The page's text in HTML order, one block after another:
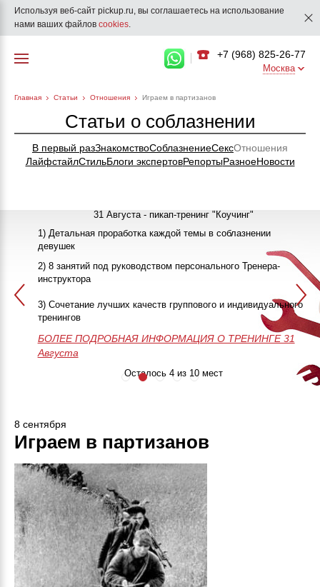
Используя веб-сайт pickup.ru, вы соглашаетесь на использование
нами ваших файлов cookies.
+7 (968) 825-26-77
Москва
Главная Статьи Отношения Играем в партизанов
Статьи о соблазнении
В первый разЗнакомствоСоблазнениеСексОтношения
ЛайфстайлСтильБлоги экспертовРепортыРазноеНовости
БОЛЕЕ ПОДРОБНАЯ ИНФОРМАЦИЯ О ТРЕНИНГЕ
28-29-30 Августа
31 Августа - пикап-тренинг "Коучинг"
1) Детальная проработка каждой темы в соблазнении
девушек
2) 8 занятий под руководством персонального Тренера-
инструктора
3) Сочетание лучших качеств группового и индивидуального
тренингов
БОЛЕЕ ПОДРОБНАЯ ИНФОРМАЦИЯ О ТРЕНИНГЕ 31
Августа
Осталось 4 из 10 мест
Онлайн поддержка
Незабываемое
приключение
результата
>>>ЗАПИСАТЬСЯ НА КЛУБНЫЙ ПИКАП-ТРЕНИНГ<<<
"Как познакомиться с девушкой"
в 20:00
>>>ЗАПИСАТЬСЯ НА МАСТЕР-
КЛАСС<<<
8 сентября
Играем в партизанов